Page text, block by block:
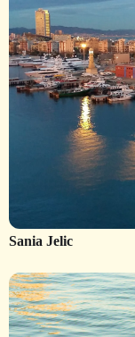
Sania Jelic